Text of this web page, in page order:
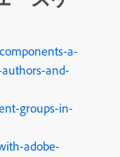
a-
and-
groups-in-
adobe-